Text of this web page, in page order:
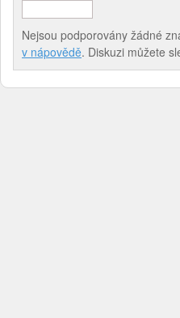
Nejsou podporovány žádné
v nápovědě. Diskuzi můžete